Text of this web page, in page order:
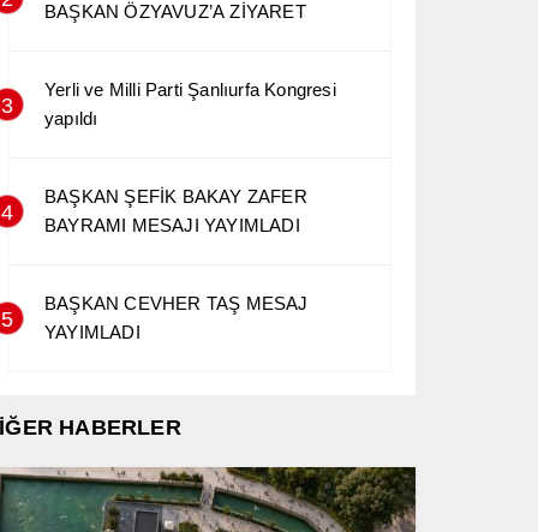
BAŞKAN ÖZYAVUZ’A ZİYARET
3
Yerli ve Milli Parti Şanlıurfa Kongresi
yapıldı
4
BAŞKAN ŞEFİK BAKAY ZAFER
BAYRAMI MESAJI YAYIMLADI
5
BAŞKAN CEVHER TAŞ MESAJ
YAYIMLADI
HABERLER